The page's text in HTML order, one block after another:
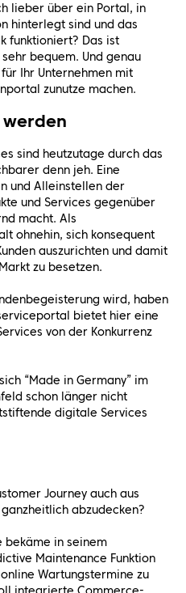
lieber über ein Portal, in
hinterlegt sind und das
funktioniert? Das ist
bequem. Und genau
Ihr Unternehmen mit
zunutze machen.
sind heutzutage durch das
denn jeh. Eine
und Alleinstellen der
und Services gegenüber
macht. Als
ohnehin, sich konsequent
auszurichten und damit
zu besetzen.
wird, haben
bietet hier eine
von der Konkurrenz
“Made in Germany” im
schon länger nicht
digitale Services
Journey auch aus
abzudecken?
bekäme in seinem
Maintenance Funktion
Wartungstermine zu